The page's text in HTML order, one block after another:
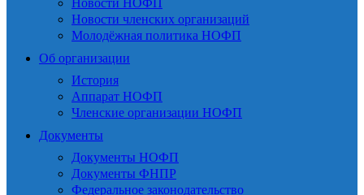
Новости НОФП
Новости членских организаций
Молодёжная политика НОФП
Об организации
История
Аппарат НОФП
Членские организации НОФП
Документы
Документы НОФП
Документы ФНПР
Федеральное законодательство